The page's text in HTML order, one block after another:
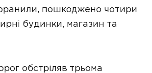
пошкоджено чотири
будинки, магазин та
обстріляв трьома